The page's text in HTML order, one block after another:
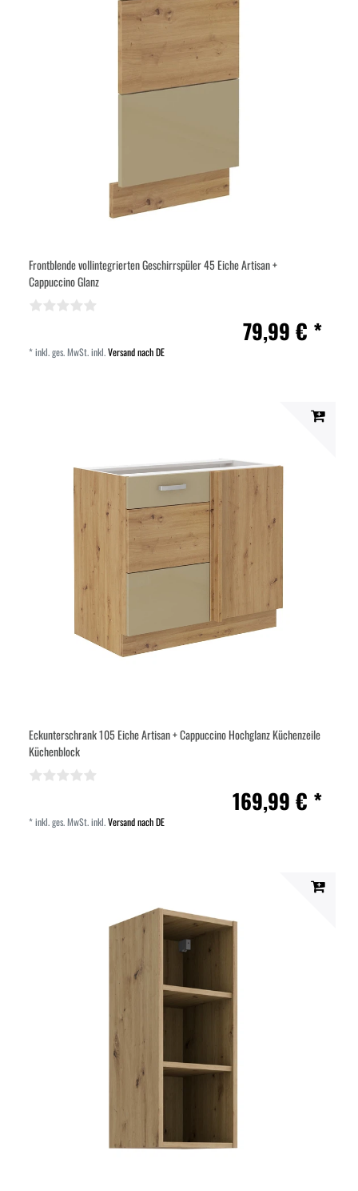
Frontblende vollintegrierten Geschirrspüler 45 Eiche Artisan +
Cappuccino Glanz
79,99 € *
*inkl. ges. MwSt.inkl.Versand nach DE
Eckunterschrank 105 Eiche Artisan + Cappuccino Hochglanz Küchenzeile
Küchenblock
169,99 € *
*inkl. ges. MwSt.inkl.Versand nach DE